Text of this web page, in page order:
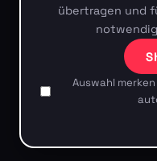
übertragen und
Auswahl